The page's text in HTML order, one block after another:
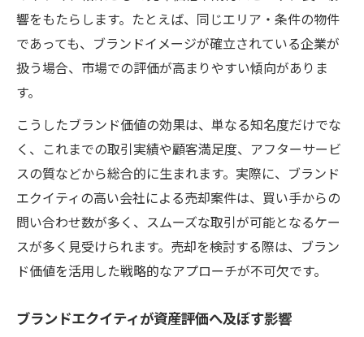
響をもたらします。たとえば、同じエリア・条件の物件
であっても、ブランドイメージが確立されている企業が
扱う場合、市場での評価が高まりやすい傾向がありま
す。
こうしたブランド価値の効果は、単なる知名度だけでな
く、これまでの取引実績や顧客満足度、アフターサービ
スの質などから総合的に生まれます。実際に、ブランド
エクイティの高い会社による売却案件は、買い手からの
問い合わせ数が多く、スムーズな取引が可能となるケー
スが多く見受けられます。売却を検討する際は、ブラン
ド価値を活用した戦略的なアプローチが不可欠です。
ブランドエクイティが資産評価へ及ぼす影響